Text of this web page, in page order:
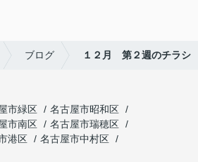
ブログ １２月 第２週のチラシ
市緑区
名古屋市昭和区
市南区
名古屋市瑞穂区
港区
名古屋市中村区